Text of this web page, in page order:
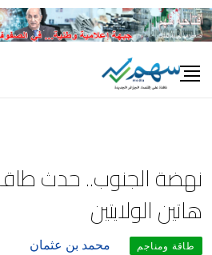
Skip
to
نهضة الجنوب.. حدث
هاتين الولايتين
طاقة ومناجم
محمد بن عثمان